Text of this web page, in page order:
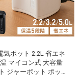
気ポット 2.2L 省エネ
マイコン式 大容量
ジャーポット ポット